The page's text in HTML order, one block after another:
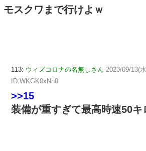
モスクワまで行けよｗ
113: ウィズコロナの名無しさん 2023/09/13(
ID:WKGK0xNn0
>>15
装備が重すぎて最高時速50キ